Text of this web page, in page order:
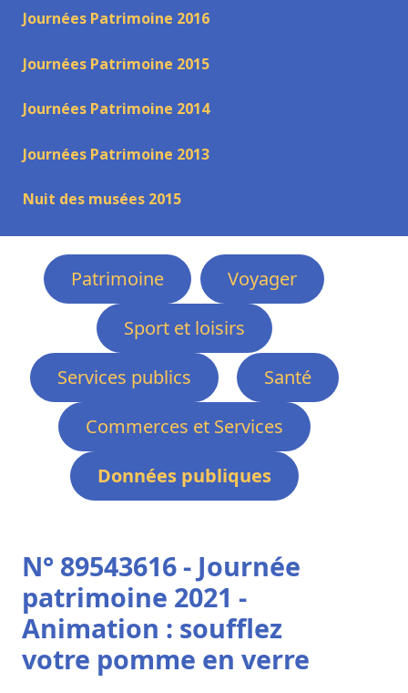
Journées Patrimoine 2016
Journées Patrimoine 2015
Journées Patrimoine 2014
Journées Patrimoine 2013
Nuit des musées 2015
Patrimoine
Voyager
Sport et loisirs
Services publics
Santé
Commerces et Services
Données publiques
N° 89543616 - Journée
patrimoine 2021 -
Animation : soufflez
votre pomme en verre